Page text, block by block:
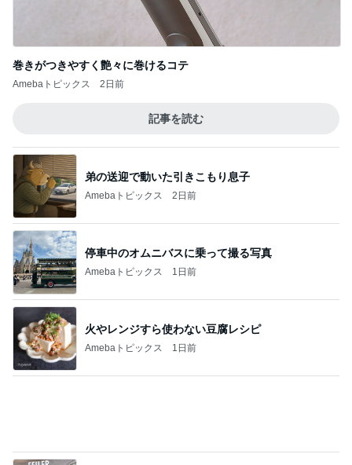
弟の送迎で動いた引きこもり息子
2日前
Amebaトピックス 1日前
火やレンジすら使わない豆腐レシピ
Amebaトピックス 1日前
貧乏性が発動し保留にしたポーチ
Amebaトピックス 21時間前